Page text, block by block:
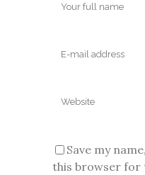
Save my
this browser for